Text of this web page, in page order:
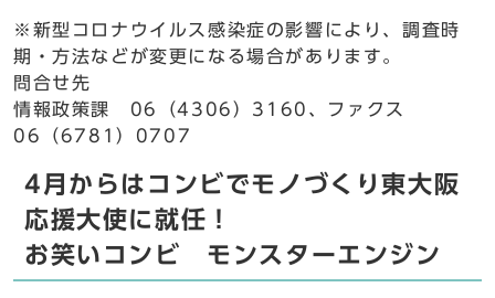
※新型コロナウイルス感染症の影響により、調査時
期・方法などが変更になる場合があります。
問合せ先
情報政策課 06（4306）3160、ファクス
06（6781）0707
4月からはコンビでモノづくり東大阪
応援大使に就任！
お笑いコンビ モンスターエンジン